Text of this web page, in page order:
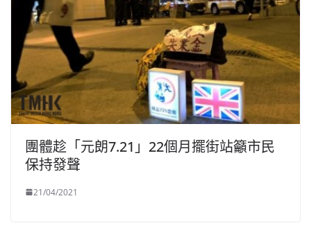
團體趁「元朗7.21」22個月擺街站籲市民
保持發聲
21/04/2021